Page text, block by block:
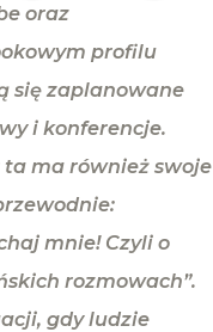
oraz
profilu
się zaplanowane
i konferencje.
ta ma również swoje
mnie! Czyli o
rozmowach”.
gdy ludzie